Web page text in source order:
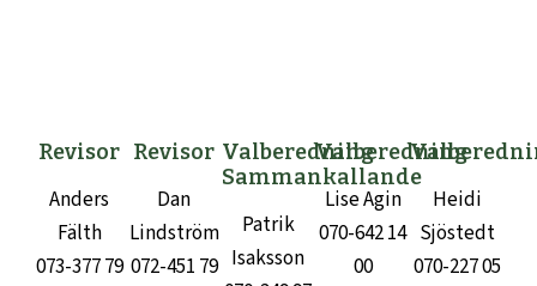
Revisor
Anders
Fälth
073-377 79
Revisor
Dan
Lindström
072-451 79
Valberedning
Sammankallande
Patrik
Isaksson
Valberedning
Lise Agin
070-642 14
00
Heidi
Sjöstedt
070-227 05